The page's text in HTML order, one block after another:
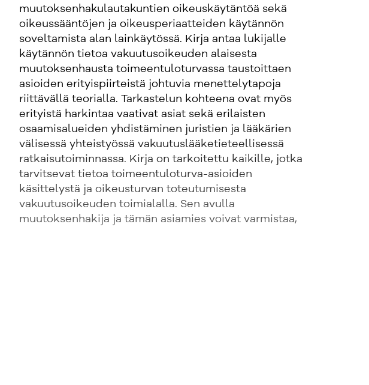
muutoksenhakulautakuntien oikeuskäytäntöä sekä
oikeussääntöjen ja oikeusperiaatteiden käytännön
soveltamista alan lainkäytössä. Kirja antaa lukijalle
käytännön tietoa vakuutusoikeuden alaisesta
muutoksenhausta toimeentuloturvassa taustoittaen
asioiden erityispiirteistä johtuvia menettelytapoja
riittävällä teorialla. Tarkastelun kohteena ovat myös
erityistä harkintaa vaativat asiat sekä erilaisten
osaamisalueiden yhdistäminen juristien ja lääkärien
välisessä yhteistyössä vakuutuslääketieteellisessä
ratkaisutoiminnassa. Kirja on tarkoitettu kaikille, jotka
tarvitsevat tietoa toimeentuloturva-asioiden
käsittelystä ja oikeusturvan toteutumisesta
vakuutusoikeuden toimialalla. Sen avulla
muutoksenhakija ja tämän asiamies voivat varmistaa,